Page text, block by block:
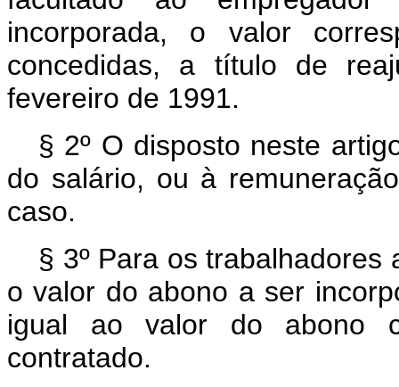
incorporada, o valor
concedidas, a título de
fevereiro de 1991.
§ 2º O disposto neste
do salário, ou à
caso.
§ 3º Para os
o valor do abono a ser
igual ao valor do abono
contratado.